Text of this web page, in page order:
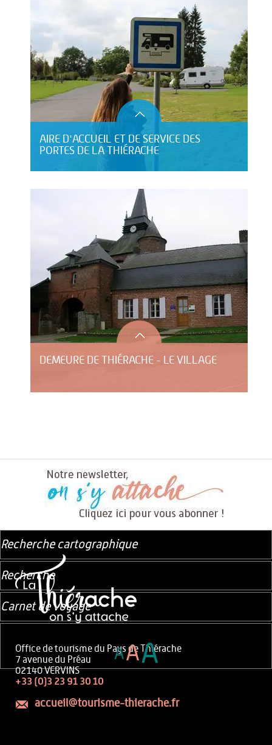
AIRE D'ACCUEIL ET DE SERVICE DES
PORTES DE LA THIÉRACHE
DEMEURE DE THIÉRACHE - LE VILLAGE
Office de tourisme du Pays de Thiérache
7 avenue du Préau
02140 VERVINS
+33 (0)3 23 91 30 10
accueil@tourisme-thierache.fr
Recherche cartographique
Recherche
Carnet de voyage
AAA